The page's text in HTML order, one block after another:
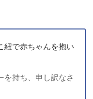
紐で赤ちゃんを抱い
を持ち、申し訳なさ